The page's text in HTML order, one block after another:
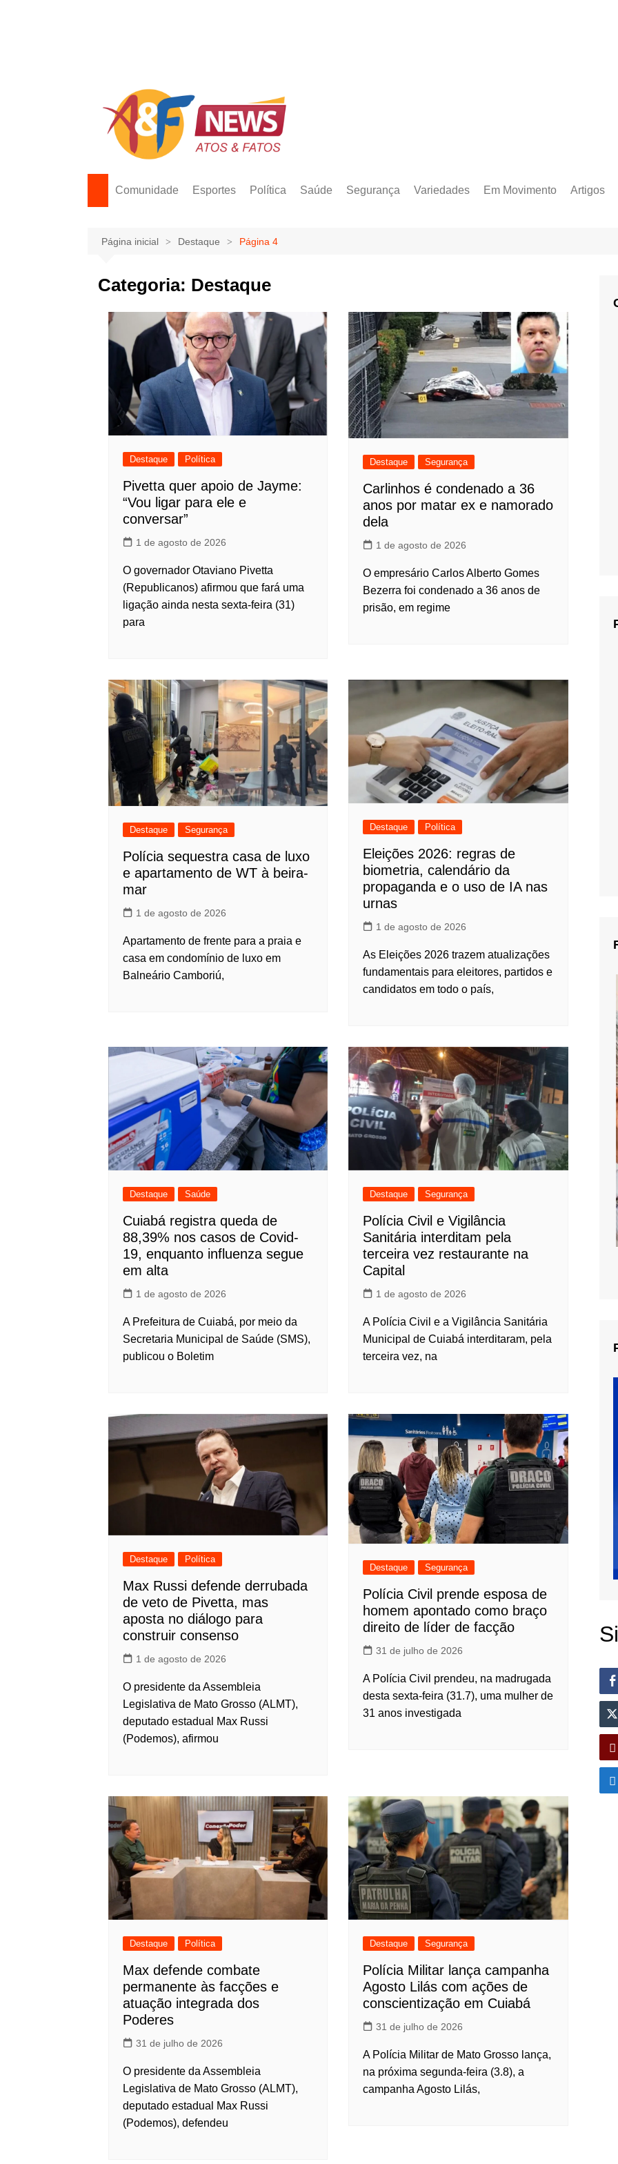
Comunidade Esportes Política Saúde Segurança Variedades Em Movimento Artigos
Página inicial Destaque Página 4
Categoria: Destaque
Destaque Política
Pivetta quer apoio de Jayme:
“Vou ligar para ele e
conversar”
1 de agosto de 2026
O governador Otaviano Pivetta
(Republicanos) afirmou que fará uma
ligação ainda nesta sexta-feira (31)
para
Destaque Segurança
Carlinhos é condenado a 36
anos por matar ex e namorado
dela
1 de agosto de 2026
O empresário Carlos Alberto Gomes
Bezerra foi condenado a 36 anos de
prisão, em regime
Destaque Segurança
Polícia sequestra casa de luxo
e apartamento de WT à beira-
mar
1 de agosto de 2026
Apartamento de frente para a praia e
casa em condomínio de luxo em
Balneário Camboriú,
Destaque Política
Eleições 2026: regras de
biometria, calendário da
propaganda e o uso de IA nas
urnas
1 de agosto de 2026
As Eleições 2026 trazem atualizações
fundamentais para eleitores, partidos e
candidatos em todo o país,
Destaque Saúde
Cuiabá registra queda de
88,39% nos casos de Covid-
19, enquanto influenza segue
em alta
1 de agosto de 2026
A Prefeitura de Cuiabá, por meio da
Secretaria Municipal de Saúde (SMS),
publicou o Boletim
Destaque Segurança
Polícia Civil e Vigilância
Sanitária interditam pela
terceira vez restaurante na
Capital
1 de agosto de 2026
A Polícia Civil e a Vigilância Sanitária
Municipal de Cuiabá interditaram, pela
terceira vez, na
Destaque Política
Max Russi defende derrubada
de veto de Pivetta, mas
aposta no diálogo para
construir consenso
1 de agosto de 2026
O presidente da Assembleia
Legislativa de Mato Grosso (ALMT),
deputado estadual Max Russi
(Podemos), afirmou
Destaque Segurança
Polícia Civil prende esposa de
homem apontado como braço
direito de líder de facção
31 de julho de 2026
A Polícia Civil prendeu, na madrugada
desta sexta-feira (31.7), uma mulher de
31 anos investigada
Destaque Política
Max defende combate
permanente às facções e
atuação integrada dos
Poderes
31 de julho de 2026
O presidente da Assembleia
Legislativa de Mato Grosso (ALMT),
deputado estadual Max Russi
(Podemos), defendeu
Destaque Segurança
Polícia Militar lança campanha
Agosto Lilás com ações de
conscientização em Cuiabá
31 de julho de 2026
A Polícia Militar de Mato Grosso lança,
na próxima segunda-feira (3.8), a
campanha Agosto Lilás,